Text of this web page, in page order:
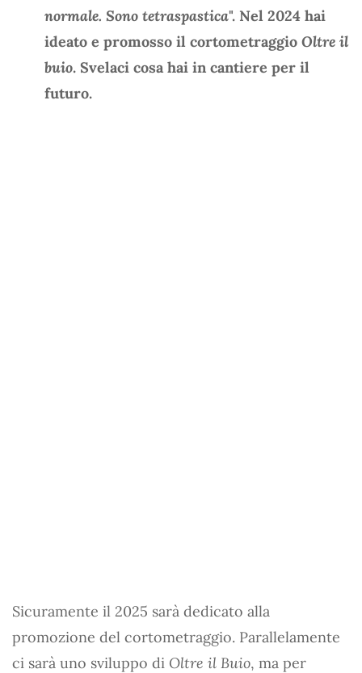
normale. Sono tetraspastica". Nel 2024 hai
ideato e promosso il cortometraggio Oltre il
buio. Svelaci cosa hai in cantiere per il
futuro.
Sicuramente il 2025 sarà dedicato alla
promozione del cortometraggio. Parallelamente
ci sarà uno sviluppo di Oltre il Buio, ma per